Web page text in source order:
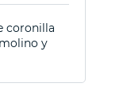
coronilla
y